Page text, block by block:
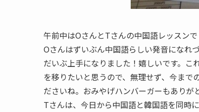
午前中はOさんとTさんの中国語レッスンで
Oさんはずいぶん中国語らしい発音になれ
だいぶ上手になりました！嬉しいです。こ
を移りたいと思うので、無理せず、今まで
ださいね。おみやげハンバーガーもありが
Tさんは、今日から中国語と韓国語を同時